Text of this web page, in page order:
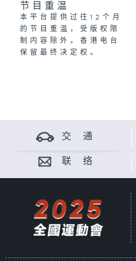
节目重温
本平台提供过往12个月
的节目重温，受版权限
制内容除外。香港电台
保留最终决定权。
交 通
联 络